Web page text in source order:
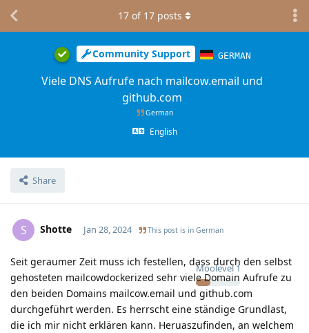
Community Support GERMAN
Viele DNS Aufrufe nach mailcow.email und
github.com
German
English
Share
17 of 17 posts
S Shotte
Moolevel1
Jan 28, 2024 This post is in German
Seit geraumer Zeit muss ich festellen, dass durch den selbst
gehosteten mailcowdockerized sehr viele Domain Aufrufe zu
den beiden Domains mailcow.email und github.com
durchgeführt werden. Es herrscht eine ständige Grundlast,
die ich mir nicht erklären kann. Heruaszufinden, an welchem